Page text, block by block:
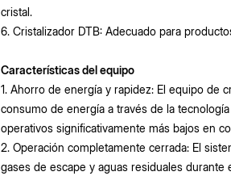
cristal.
6. Cristalizador DTB: Adecuado para
Características del equipo
1. Ahorro de energía y rapidez: El equipo de
consumo de energía a través de la
operativos significativamente más bajos en
2. Operación completamente cerrada: El
gases de escape y aguas residuales